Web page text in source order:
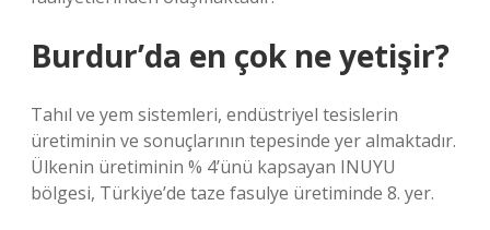
Burdur’da en çok ne yetişir?
Tahıl ve yem sistemleri, endüstriyel tesislerin
üretiminin ve sonuçlarının tepesinde yer almaktadır.
Ülkenin üretiminin % 4’ünü kapsayan INUYU
bölgesi, Türkiye’de taze fasulye üretiminde 8. yer.